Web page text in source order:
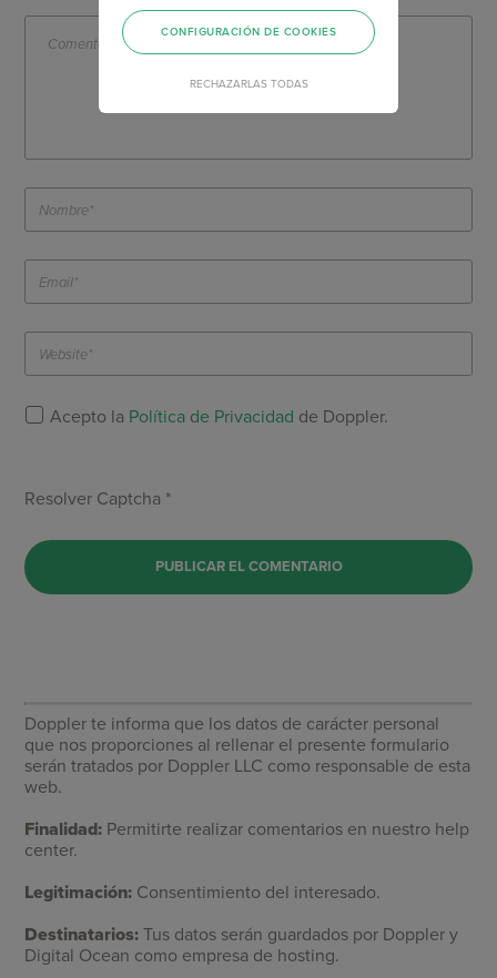
Acepto la Política de Privacidad de Doppler.
Resolver Captcha *
Doppler te informa que los datos de carácter personal
que nos proporciones al rellenar el presente formulario
serán tratados por Doppler LLC como responsable de esta
web.
Finalidad: Permitirte realizar comentarios en nuestro help
center.
Legitimación: Consentimiento del interesado.
Destinatarios: Tus datos serán guardados por Doppler y
Digital Ocean como empresa de hosting.
RECHAZARLAS TODAS
CONFIGURACIÓN DE COOKIES